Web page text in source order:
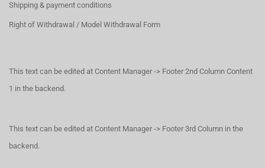
Shipping & payment conditions
Right of Withdrawal / Model Withdrawal Form
This text can be edited at Content Manager -> Footer 2nd Column Content
1 in the backend.
This text can be edited at Content Manager -> Footer 3rd Column in the
backend.